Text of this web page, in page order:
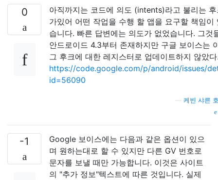
0
아직까지는 코드에 의도 (intents)라고 불리는
가있어 어떤 작업을 수행 할 앱을 요구할 책임이
습니다. 빠른 답변에는 의도가 없었습니다. 그것
안드로이드 4.3부터 존재하지만 구글 보이스는
그 후크에 대한 레지스터로 업데이트하지 않았
https://code.google.com/p/android/issues/
id=56090
케빈 샤른
-1
Google 보이스에는 다음과 같은 옵션이 있으
며 원하는대로 할 수 있지만 다른 GV 번호로
문자를 보낼 때만 가능합니다. 이것은 사이트
의 "추가 정보"텍스트에 따른 것입니다. 실제